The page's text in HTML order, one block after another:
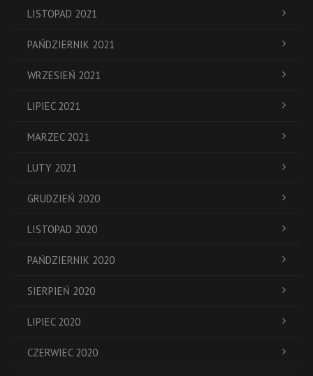
LISTOPAD 2021
PAŃDZIERNIK 2021
WRZESIEŃ 2021
LIPIEC 2021
MARZEC 2021
LUTY 2021
GRUDZIEŃ 2020
LISTOPAD 2020
PAŃDZIERNIK 2020
SIERPIEŃ 2020
LIPIEC 2020
CZERWIEC 2020